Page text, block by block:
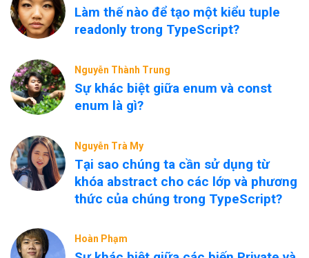
Làm thế nào để tạo một kiểu tuple
readonly trong TypeScript?
Nguyễn Thành Trung
Sự khác biệt giữa enum và const
enum là gì?
Nguyễn Trà My
Tại sao chúng ta cần sử dụng từ
khóa abstract cho các lớp và phương
thức của chúng trong TypeScript?
Hoàn Phạm